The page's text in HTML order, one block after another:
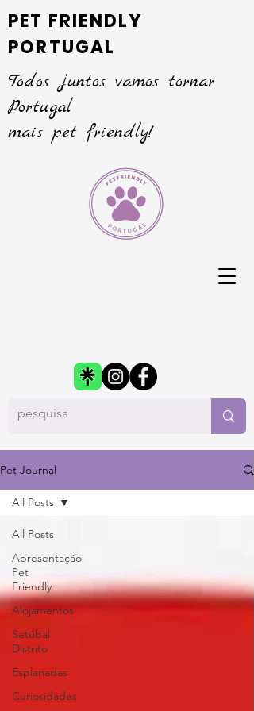
PET FRIENDLY
PORTUGAL
Todos juntos vamos tornar
Portugal
mais pet friendly!
Pet Journal
All Posts
Apresentação
Pet
Friendly
Alojamentos
Setúbal
Distrito
Esplanadas
Curiosidades
All Posts